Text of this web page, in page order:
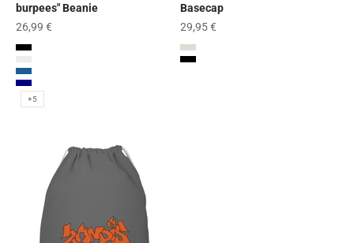
burpees" Beanie
Angebot
26,99 €
White
Royal
Navy
+5
Basecap
Angebot
29,95 €
Sand